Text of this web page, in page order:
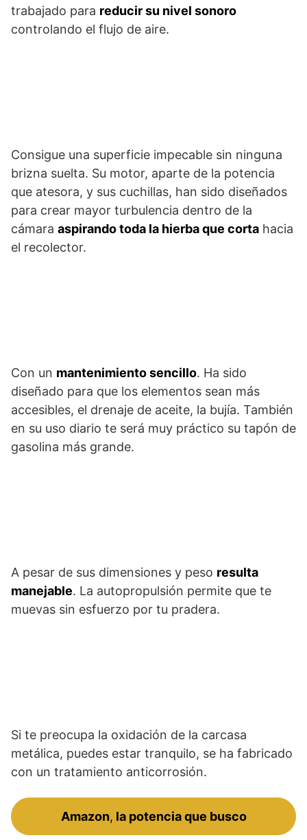
trabajado para reducir su nivel sonoro
controlando el flujo de aire.
Consigue una superficie impecable sin ninguna
brizna suelta. Su motor, aparte de la potencia
que atesora, y sus cuchillas, han sido diseñados
para crear mayor turbulencia dentro de la
cámara aspirando toda la hierba que corta hacia
el recolector.
Con un mantenimiento sencillo. Ha sido
diseñado para que los elementos sean más
accesibles, el drenaje de aceite, la bujía. También
en su uso diario te será muy práctico su tapón de
gasolina más grande.
A pesar de sus dimensiones y peso resulta
manejable. La autopropulsión permite que te
muevas sin esfuerzo por tu pradera.
Si te preocupa la oxidación de la carcasa
metálica, puedes estar tranquilo, se ha fabricado
con un tratamiento anticorrosión.
Amazon, la potencia que busco